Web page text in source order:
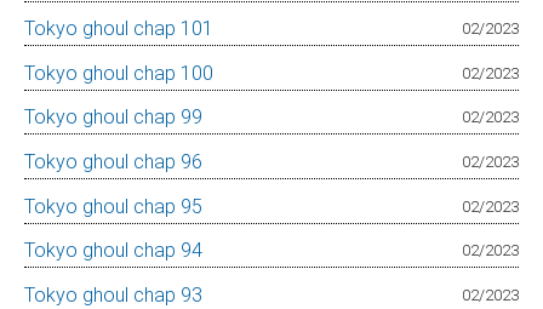
Tokyo ghoul chap 101 02/2023
Tokyo ghoul chap 100 02/2023
Tokyo ghoul chap 99 02/2023
Tokyo ghoul chap 96 02/2023
Tokyo ghoul chap 95 02/2023
Tokyo ghoul chap 94 02/2023
Tokyo ghoul chap 93 02/2023